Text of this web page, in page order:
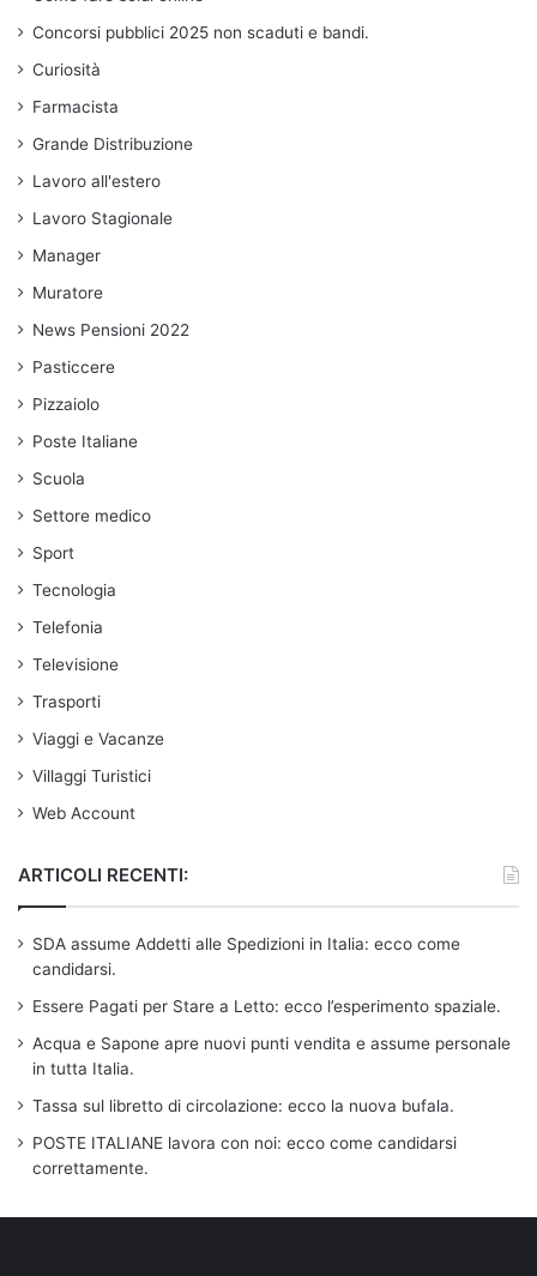
Concorsi pubblici 2025 non scaduti e bandi.
Curiosità
Farmacista
Grande Distribuzione
Lavoro all'estero
Lavoro Stagionale
Manager
Muratore
News Pensioni 2022
Pasticcere
Pizzaiolo
Poste Italiane
Scuola
Settore medico
Sport
Tecnologia
Telefonia
Televisione
Trasporti
Viaggi e Vacanze
Villaggi Turistici
Web Account
ARTICOLI RECENTI:
SDA assume Addetti alle Spedizioni in Italia: ecco come
candidarsi.
Essere Pagati per Stare a Letto: ecco l’esperimento spaziale.
Acqua e Sapone apre nuovi punti vendita e assume personale
in tutta Italia.
Tassa sul libretto di circolazione: ecco la nuova bufala.
POSTE ITALIANE lavora con noi: ecco come candidarsi
correttamente.